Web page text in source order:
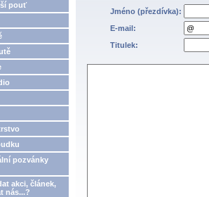
pouť
pozvánky
akci, článek,
nás...?
Jméno (přezdívka):
E-mail:
Titulek: